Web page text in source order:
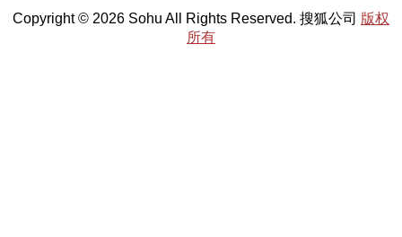
Copyright © 2026 Sohu All Rights Reserved. 搜狐公司 版权
所有